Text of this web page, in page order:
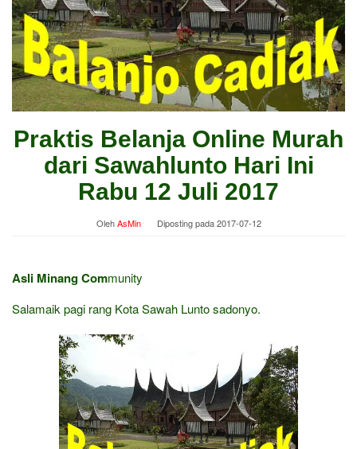
Praktis Belanja Online Murah
dari Sawahlunto Hari Ini
Rabu 12 Juli 2017
OlehAsMin Diposting pada2017-07-12
Asli Minang Community
Salamaik pagi rang Kota Sawah Lunto sadonyo.